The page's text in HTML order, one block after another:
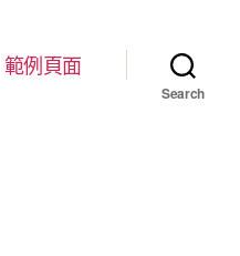
範例頁面
Search